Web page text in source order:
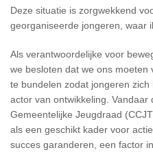
Deze situatie is zorgwekkend
georganiseerde jongeren, waar
Als verantwoordelijke voor
we besloten dat we ons moeten
te bundelen zodat jongeren
actor van ontwikkeling. Vandaar
Gemeentelijke Jeugdraad
als een geschikt kader voor
succes garanderen, een factor